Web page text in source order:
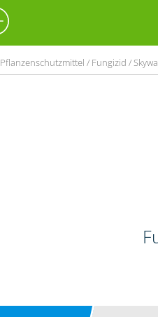
Pflanzenschutzmittel / Fungizid /